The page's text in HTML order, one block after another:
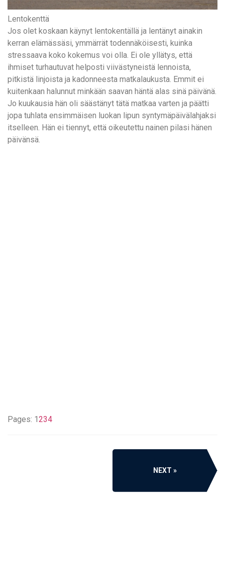
Lentokenttä
Jos olet koskaan käynyt lentokentällä ja lentänyt ainakin
kerran elämässäsi, ymmärrät todennäköisesti, kuinka
stressaava koko kokemus voi olla. Ei ole yllätys, että
ihmiset turhautuvat helposti viivästyneistä lennoista,
pitkistä linjoista ja kadonneesta matkalaukusta. Emmit ei
kuitenkaan halunnut minkään saavan häntä alas sinä päivänä.
Jo kuukausia hän oli säästänyt tätä matkaa varten ja päätti
jopa tuhlata ensimmäisen luokan lipun syntymäpäivälahjaksi
itselleen. Hän ei tiennyt, että oikeutettu nainen pilasi hänen
päivänsä.
Pages: 1234
NEXT